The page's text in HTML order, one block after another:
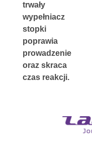
trwały
wypełniacz
stopki
poprawia
prowadzenie
oraz skraca
czas reakcji.